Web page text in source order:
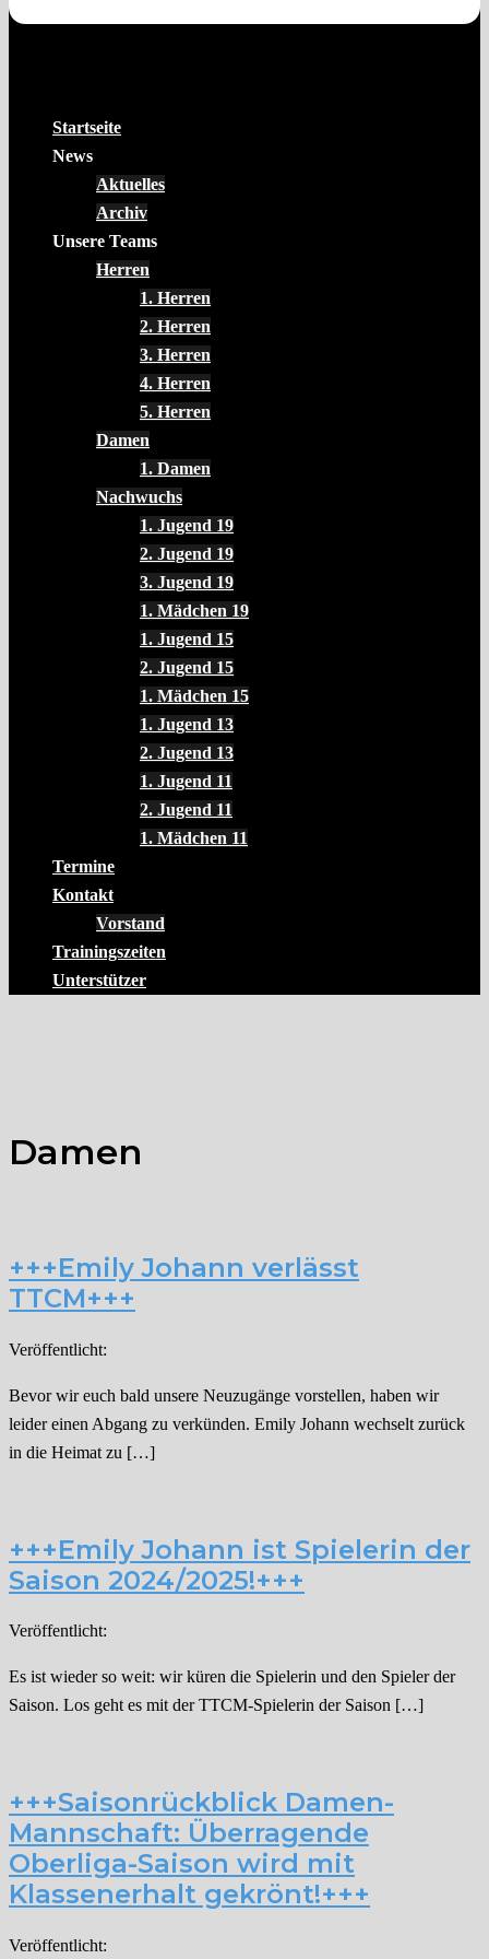
Startseite
News
Aktuelles
Archiv
Unsere Teams
Herren
1. Herren
2. Herren
3. Herren
4. Herren
5. Herren
Damen
1. Damen
Nachwuchs
1. Jugend 19
2. Jugend 19
3. Jugend 19
1. Mädchen 19
1. Jugend 15
2. Jugend 15
1. Mädchen 15
1. Jugend 13
2. Jugend 13
1. Jugend 11
2. Jugend 11
1. Mädchen 11
Termine
Kontakt
Vorstand
Trainingszeiten
Unterstützer
Damen
+++Emily Johann verlässt
TTCM+++
Veröffentlicht:
Bevor wir euch bald unsere Neuzugänge vorstellen, haben wir
leider einen Abgang zu verkünden. Emily Johann wechselt zurück
in die Heimat zu […]
+++Emily Johann ist Spielerin der
Saison 2024/2025!+++
Veröffentlicht:
Es ist wieder so weit: wir küren die Spielerin und den Spieler der
Saison. Los geht es mit der TTCM-Spielerin der Saison […]
+++Saisonrückblick Damen-
Mannschaft: Überragende
Oberliga-Saison wird mit
Klassenerhalt gekrönt!+++
Veröffentlicht: